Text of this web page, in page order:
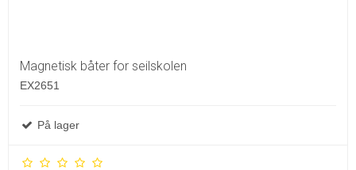
Magnetisk båter for seilskolen
EX2651
På lager